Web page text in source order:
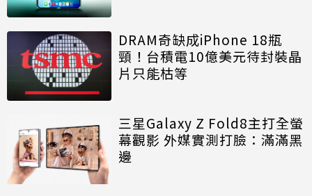
DRAM奇缺成iPhone 18瓶
頸！台積電10億美元待封裝晶
片只能枯等
三星Galaxy Z Fold8主打全螢
幕觀影 外媒實測打臉：滿滿黑
邊